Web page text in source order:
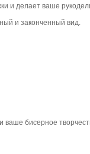
и делает ваше
и законченный вид.
бисерное